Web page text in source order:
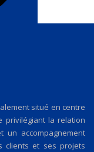
situé en centre
privilégiant la relation
un accompagnement
clients et ses projets